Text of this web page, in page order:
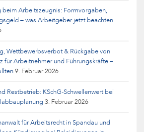
beim Arbeitszeugnis: Formvorgaben,
– was Arbeitgeber jetzt beachten
Wettbewerbsverbot & Rückgabe von
für Arbeitnehmer und Führungskräfte –
9. Februar 2026
Restbetrieb: KSchG-Schwellenwert bei
3. Februar 2026
für Arbeitsrecht in Spandau und